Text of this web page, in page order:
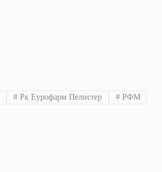
#Рк Еурофарм Пелистер #РФМ